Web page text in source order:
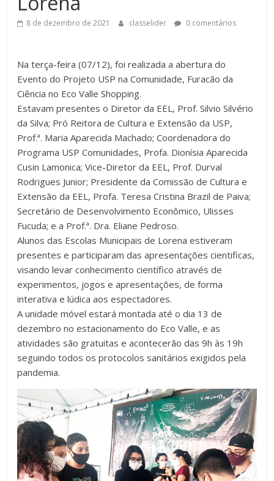
8 de dezembro de 2021 classelider 0 comentários
Na terça-feira (07/12), foi realizada a abertura do
Evento do Projeto USP na Comunidade, Furacão da
Ciência no Eco Valle Shopping.
Estavam presentes o Diretor da EEL, Prof. Silvio Silvério
da Silva; Pró Reitora de Cultura e Extensão da USP,
Prof.ª. Maria Aparecida Machado; Coordenadora do
Programa USP Comunidades, Profa. Dionísia Aparecida
Cusin Lamonica; Vice-Diretor da EEL, Prof. Durval
Rodrigues Junior; Presidente da Comissão de Cultura e
Extensão da EEL, Profa. Teresa Cristina Brazil de Paiva;
Secretário de Desenvolvimento Econômico, Ulisses
Fucuda; e a Prof.ª. Dra. Eliane Pedroso.
Alunos das Escolas Municipais de Lorena estiveram
presentes e participaram das apresentações cientificas,
visando levar conhecimento científico através de
experimentos, jogos e apresentações, de forma
interativa e lúdica aos espectadores.
A unidade móvel estará montada até o dia 13 de
dezembro no estacionamento do Eco Valle, e as
atividades são gratuitas e acontecerão das 9h às 19h
seguindo todos os protocolos sanitários exigidos pela
pandemia.